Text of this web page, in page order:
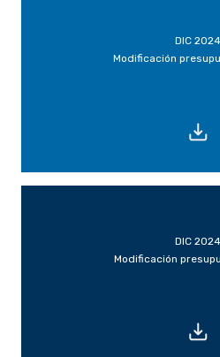
DIC 2024
Modificación
DIC 2024
Modificación